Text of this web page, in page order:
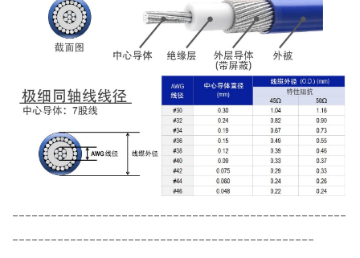
----------------------------------------------------
-----------------------------------------------